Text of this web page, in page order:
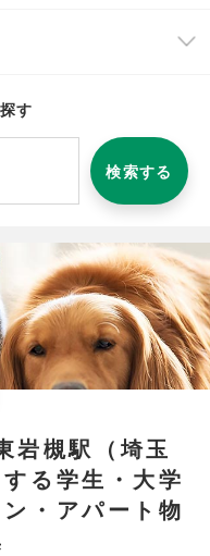
す
検索する
岩槻駅（埼玉
る学生・大学
・アパート物